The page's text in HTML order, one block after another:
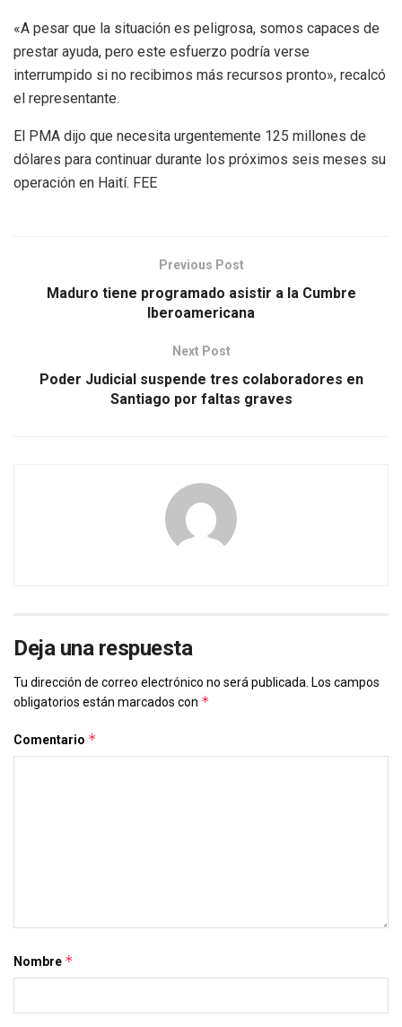
«A pesar que la situación es peligrosa, somos capaces de
prestar ayuda, pero este esfuerzo podría verse
interrumpido si no recibimos más recursos pronto», recalcó
el representante.
El PMA dijo que necesita urgentemente 125 millones de
dólares para continuar durante los próximos seis meses su
operación en Haití. FEE
Previous Post
Maduro tiene programado asistir a la Cumbre
Iberoamericana
Next Post
Poder Judicial suspende tres colaboradores en
Santiago por faltas graves
Deja una respuesta
Tu dirección de correo electrónico no será publicada. Los campos
obligatorios están marcados con *
Comentario *
Nombre *